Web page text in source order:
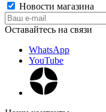
Новости магазина
Оставайтесь на связи
WhatsApp
YouTube